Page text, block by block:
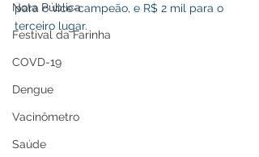
Nota Pública
Festival da Farinha
COVD-19
Dengue
Vacinômetro
Saúde
para o vice-campeão, e R$ 2 mil para o
terceiro lugar.